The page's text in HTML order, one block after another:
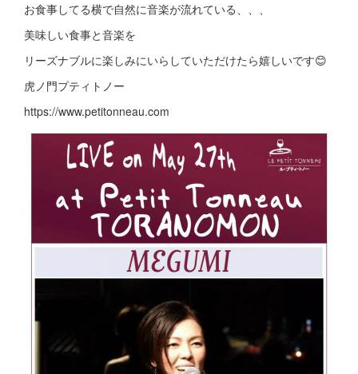
お食事してる横で自然に音楽が流れている、、、
美味しい食事と音楽を
リーズナブルに楽しみにいらしていただけたら嬉しいです😊
虎ノ門プティトノー
https://www.petitonneau.com